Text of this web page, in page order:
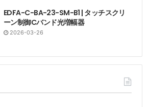
EDFA-C-BA-23-SM-B1 | タッチスクリ
ーン制御Cバンド光増幅器
2026-03-26